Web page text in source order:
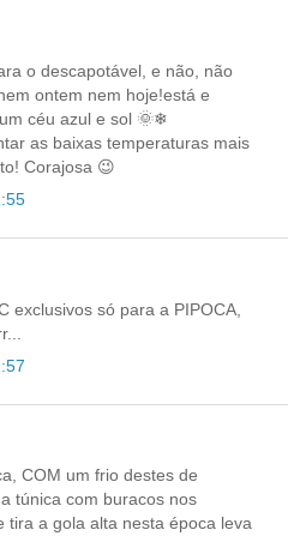
o descapotável, e não, não
ontem nem hoje!está e
céu azul e sol 🌞❄
as baixas temperaturas mais
Corajosa 😉
exclusivos só para a PIPOCA,
COM um frio destes de
túnica com buracos nos
tira a gola alta nesta época leva